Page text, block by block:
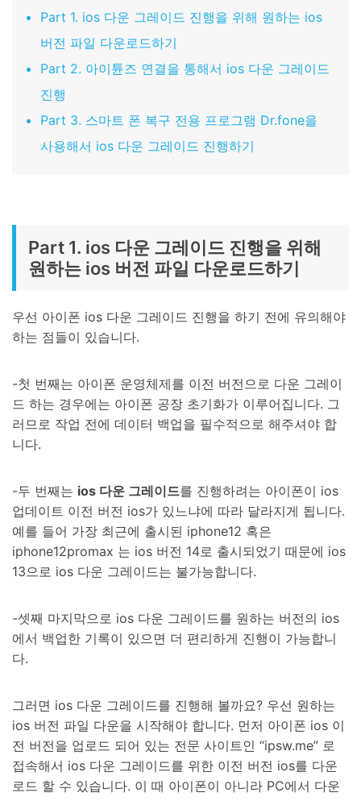
Part 1. ios 다운 그레이드 진행을 위해 원하는 ios
버전 파일 다운로드하기
Part 2. 아이튠즈 연결을 통해서 ios 다운 그레이드
진행
Part 3. 스마트 폰 복구 전용 프로그램 Dr.fone을
사용해서 ios 다운 그레이드 진행하기
Part 1. ios 다운 그레이드 진행을 위해
원하는 ios 버전 파일 다운로드하기
우선 아이폰 ios 다운 그레이드 진행을 하기 전에 유의해야
하는 점들이 있습니다.
-첫 번째는 아이폰 운영체제를 이전 버전으로 다운 그레이
드 하는 경우에는 아이폰 공장 초기화가 이루어집니다. 그
러므로 작업 전에 데이터 백업을 필수적으로 해주셔야 합
니다.
-두 번째는 ios 다운 그레이드를 진행하려는 아이폰이 ios
업데이트 이전 버전 ios가 있느냐에 따라 달라지게 됩니다.
예를 들어 가장 최근에 출시된 iphone12 혹은
iphone12promax 는 ios 버전 14로 출시되었기 때문에 ios
13으로 ios 다운 그레이드는 불가능합니다.
-셋째 마지막으로 ios 다운 그레이드를 원하는 버전의 ios
에서 백업한 기록이 있으면 더 편리하게 진행이 가능합니
다.
그러면 ios 다운 그레이드를 진행해 볼까요? 우선 원하는
ios 버전 파일 다운을 시작해야 합니다. 먼저 아이폰 ios 이
전 버전을 업로드 되어 있는 전문 사이트인 “ipsw.me” 로
접속해서 ios 다운 그레이드를 위한 이전 버전 ios를 다운
로드 할 수 있습니다. 이 때 아이폰이 아니라 PC에서 다운